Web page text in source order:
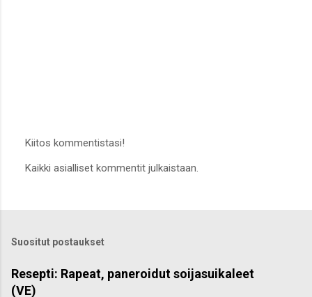
ä
o
m
e
Kiitos kommentistasi!
Kaikki asialliset kommentit julkaistaan.
Suositut postaukset
Resepti: Rapeat, paneroidut soijasuikaleet
(VE)